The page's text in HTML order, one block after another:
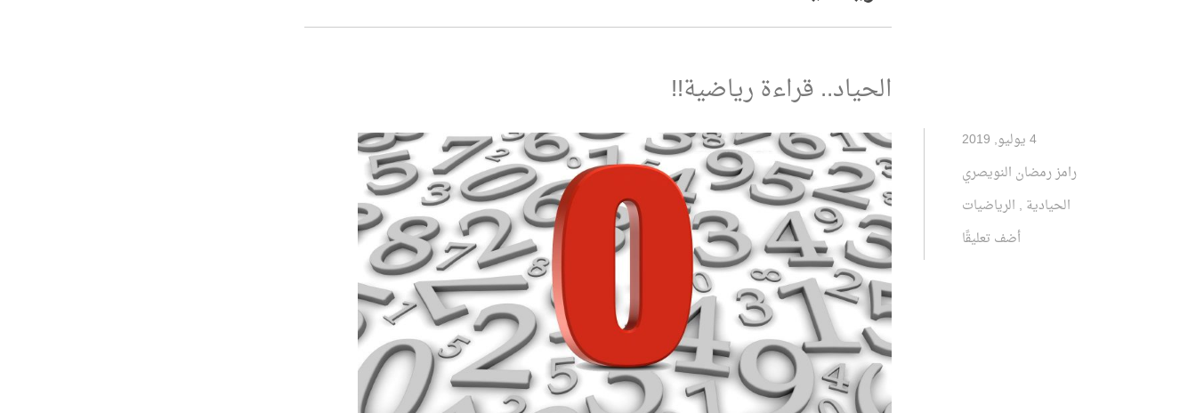
الحياد.. قراءة رياضية!!
4 يوليو, 2019
رامز رمضان النويصري
الحيادية , الرياضيات
أضف تعليقًا